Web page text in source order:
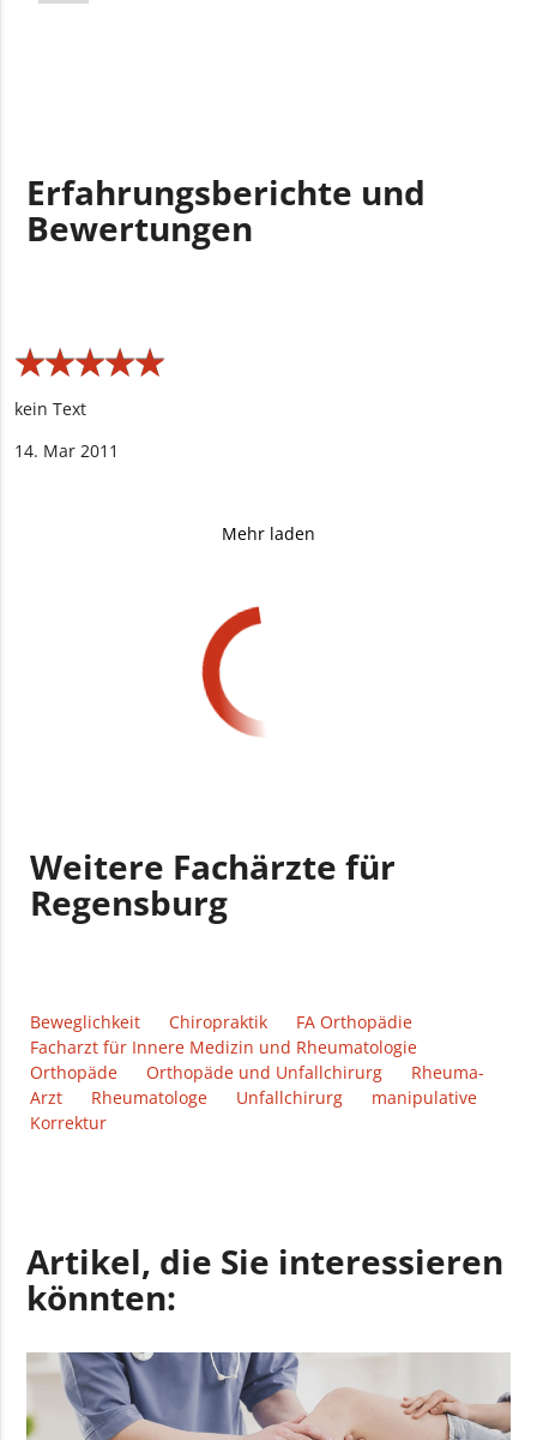
Erfahrungsberichte und
Bewertungen
★★★★★
★★★★★
kein Text
14. Mar 2011
Mehr laden
Weitere Fachärzte für
Regensburg
Beweglichkeit Chiropraktik
FA Orthopädie
Facharzt für Innere Medizin und Rheumatologie
Orthopäde
Orthopäde und Unfallchirurg
Rheuma-
Arzt
Rheumatologe Unfallchirurg
manipulative
Korrektur
Artikel, die Sie interessieren
könnten: